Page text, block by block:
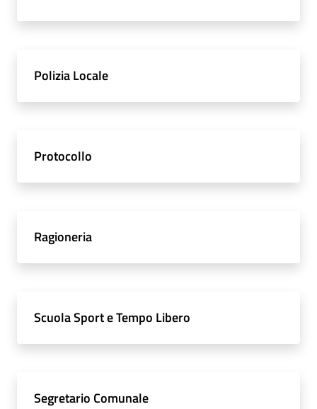
Polizia Locale
Protocollo
Ragioneria
Scuola Sport e Tempo Libero
Segretario Comunale